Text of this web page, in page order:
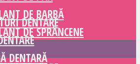
DENTARE
DENTARĂ
DE BARBĂ
DE SPRÂNCENE